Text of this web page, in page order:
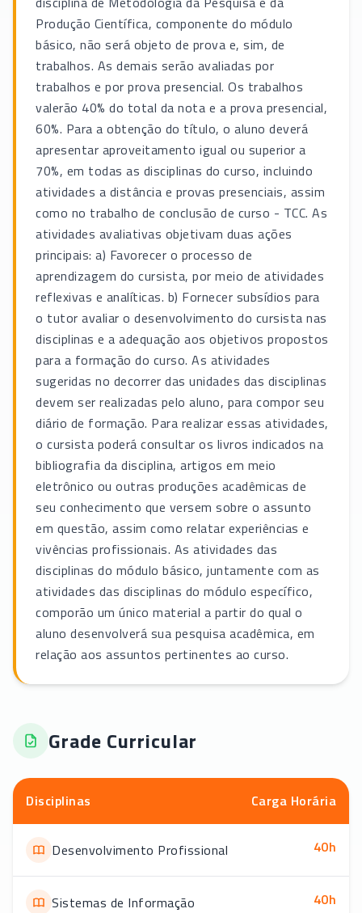
Produção Científica, componente do módulo
básico, não será objeto de prova e, sim, de
trabalhos. As demais serão avaliadas por
trabalhos e por prova presencial. Os trabalhos
valerão 40% do total da nota e a prova presencial,
60%. Para a obtenção do título, o aluno deverá
apresentar aproveitamento igual ou superior a
70%, em todas as disciplinas do curso, incluindo
atividades a distância e provas presenciais, assim
como no trabalho de conclusão de curso - TCC. As
atividades avaliativas objetivam duas ações
principais: a) Favorecer o processo de
aprendizagem do cursista, por meio de atividades
reflexivas e analíticas. b) Fornecer subsídios para
o tutor avaliar o desenvolvimento do cursista nas
disciplinas e a adequação aos objetivos propostos
para a formação do curso. As atividades
sugeridas no decorrer das unidades das disciplinas
devem ser realizadas pelo aluno, para compor seu
diário de formação. Para realizar essas atividades,
o cursista poderá consultar os livros indicados na
bibliografia da disciplina, artigos em meio
eletrônico ou outras produções acadêmicas de
seu conhecimento que versem sobre o assunto
em questão, assim como relatar experiências e
vivências profissionais. As atividades das
disciplinas do módulo básico, juntamente com as
atividades das disciplinas do módulo específico,
comporão um único material a partir do qual o
aluno desenvolverá sua pesquisa acadêmica, em
relação aos assuntos pertinentes ao curso.
Grade Curricular
Disciplinas Carga Horária
Desenvolvimento Profissional 40h
Sistemas de Informação 40h